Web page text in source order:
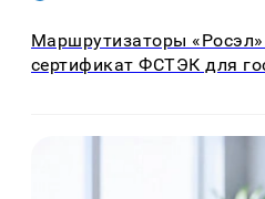
Маршрутизаторы
сертификат ФСТЭК для